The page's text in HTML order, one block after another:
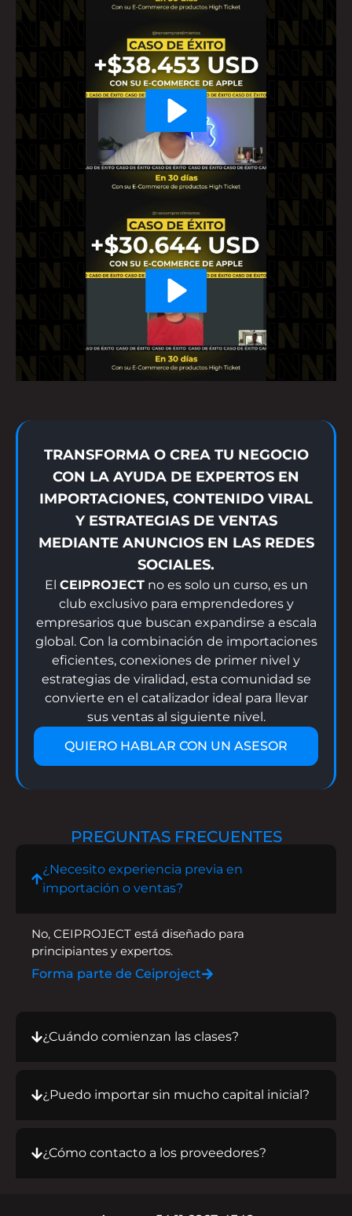
TRANSFORMA O CREA TU NEGOCIO
CON LA AYUDA DE EXPERTOS EN
IMPORTACIONES, CONTENIDO VIRAL
Y ESTRATEGIAS DE VENTAS
MEDIANTE ANUNCIOS EN LAS REDES
SOCIALES.
El CEIPROJECTno es solo un curso, es un
club exclusivo para emprendedores y
empresarios que buscan expandirse a escala
global. Con la combinación de importaciones
eficientes, conexiones de primer nivel y
estrategias de viralidad, esta comunidad se
convierte en el catalizador ideal para llevar
sus ventas al siguiente nivel.
QUIERO HABLAR CON UN ASESOR
PREGUNTAS FRECUENTES
¿Necesito experiencia previa en
importación o ventas?
No, CEIPROJECT está diseñado para
principiantes y expertos.
Forma parte de Ceiproject
¿Cuándo comienzan las clases?
¿Puedo importar sin mucho capital inicial?
¿Cómo contacto a los proveedores?